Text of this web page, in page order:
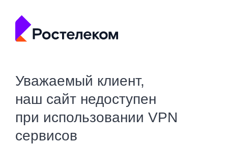
Уважаемый клиент,
наш сайт недоступен
при использовании VPN
сервисов